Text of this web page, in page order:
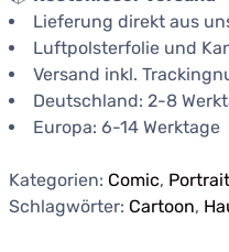
Lieferung direkt aus
Luftpolsterfolie und
Versand inkl.
Deutschland: 2-8
Europa: 6-14 Werktage
Kategorien: Comic, Portrait
Schlagwörter: Cartoon,